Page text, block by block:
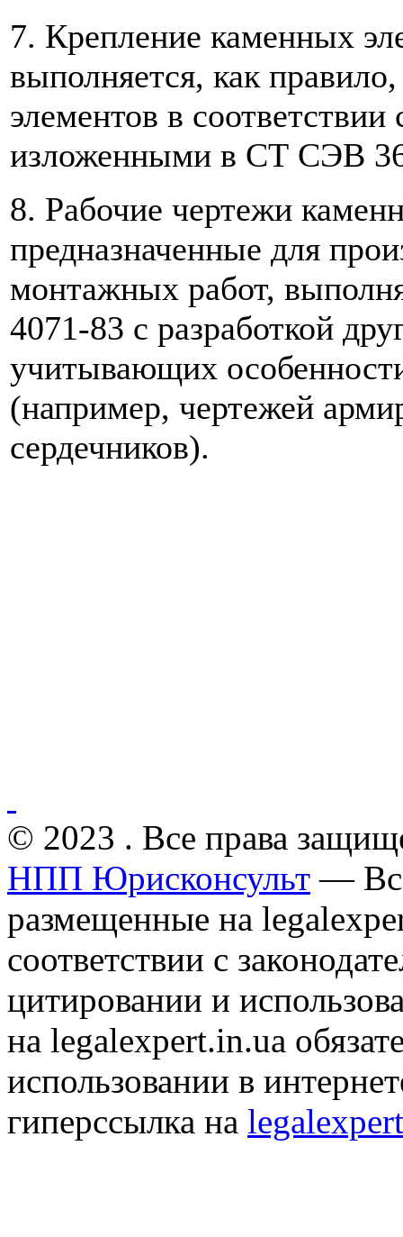
7. Крепление каменных
выполняется, как
элементов в
изложенными в СТ СЭВ
8. Рабочие чертежи
предназначенные для
монтажных работ,
4071-83 с разработкой
учитывающих
(например, чертежей
сердечников).
© 2023 . Все права
НПП Юрисконсульт —
размещенные на
соответствии с
цитировании и
на legalexpert.in.ua
использовании в
гиперссылка на